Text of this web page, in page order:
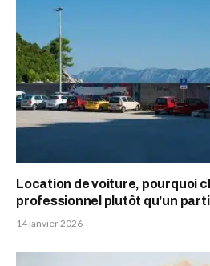
Location de voiture, pourquoi
professionnel plutôt qu’un
14 janvier 2026